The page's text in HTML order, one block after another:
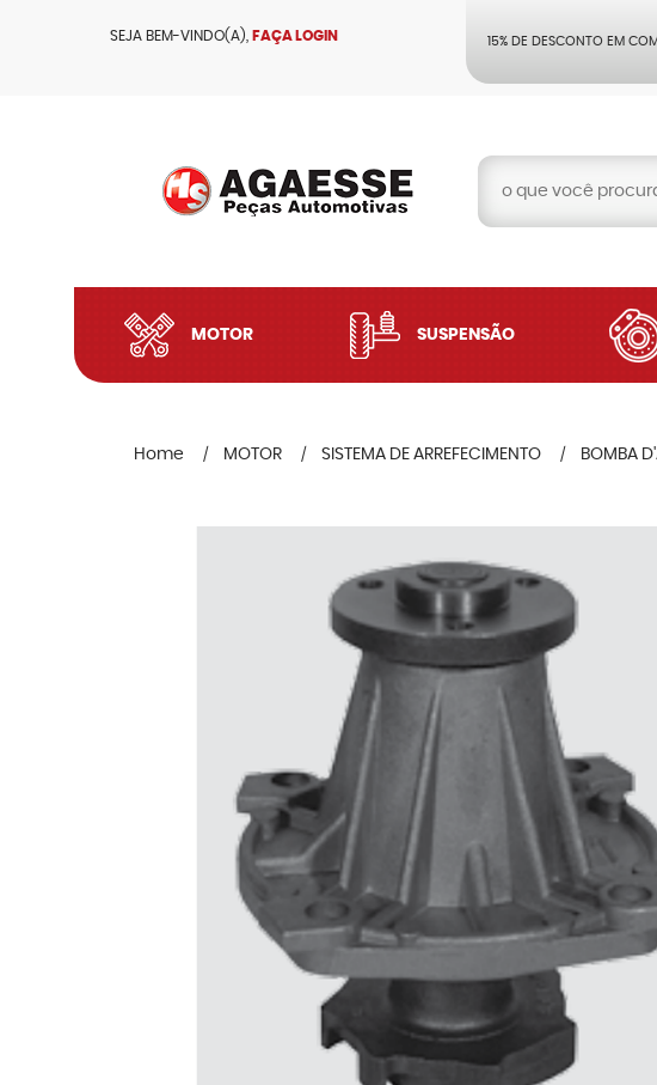
SEJA BEM-VINDO(A), FAÇA LOGIN 15% DE DESCONTO EM
MOTOR SUSPENSÃO
Home MOTOR SISTEMA DE ARREFECIMENTO BOMBA